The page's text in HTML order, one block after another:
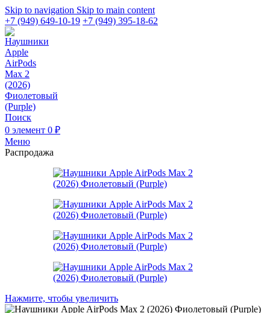
Skip to navigation Skip to main content
+7 (949) 649-10-19 +7 (949) 395-18-62
Поиск
0 элемент 0 ₽
Меню
Распродажа
Нажмите, чтобы увеличить